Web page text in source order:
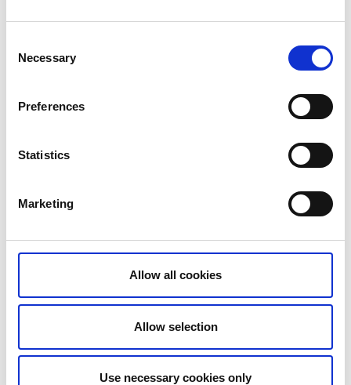
Selection
Necessary
Preferences
Statistics
Marketing
Allow all cookies
Allow selection
Use necessary cookies only
Et andet hyggeligt overnatningssted i nærheden
erNästegården Bed & Breakfast
Löfwings Ateljé & Krog